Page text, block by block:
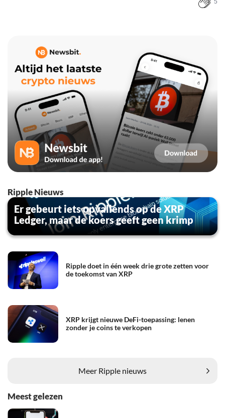
5
Ripple Nieuws
Er gebeurt iets opvallends op de XRP
Ledger, maar de koers geeft geen krimp
Ripple doet in één week drie grote zetten voor
de toekomst van XRP
XRP krijgt nieuwe DeFi-toepassing: lenen
zonder je coins te verkopen
Meer Ripple nieuws
Meest gelezen